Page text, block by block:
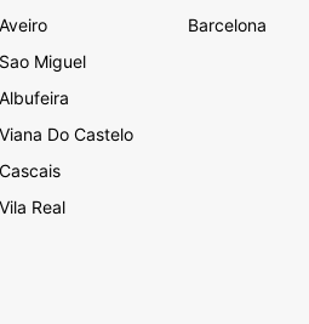
Aveiro
Sao Miguel
Albufeira
Viana Do Castelo
Cascais
Vila Real
Barcelona